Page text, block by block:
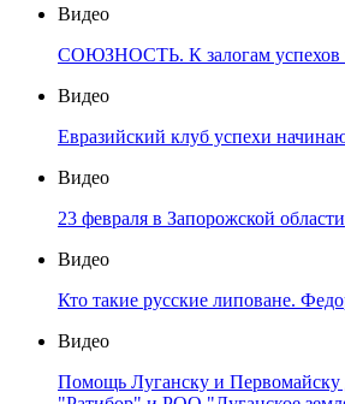
Видео
СОЮЗНОСТЬ. К залогам успехов
Видео
Евразийский клуб успехи
Видео
23 февраля в Запорожской области
Видео
Кто такие русские липоване.
Видео
Помощь Луганску и Первомайску